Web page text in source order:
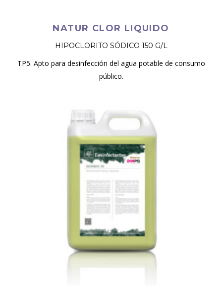
NATUR CLOR LIQUIDO
HIPOCLORITO SÓDICO 150 G/L
TP5. Apto para desinfección del agua potable de consumo
público.